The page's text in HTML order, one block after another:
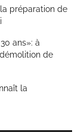
préparation de
ans»: à
de
la